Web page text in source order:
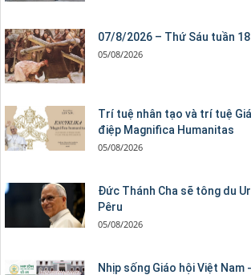
07/8/2026 – Thứ Sáu tuần
05/08/2026
Trí tuệ nhân tạo và trí tuệ
điệp Magnifica Humanitas
05/08/2026
Đức Thánh Cha sẽ tông du
Pêru
05/08/2026
Nhịp sống Giáo hội Việt Nam